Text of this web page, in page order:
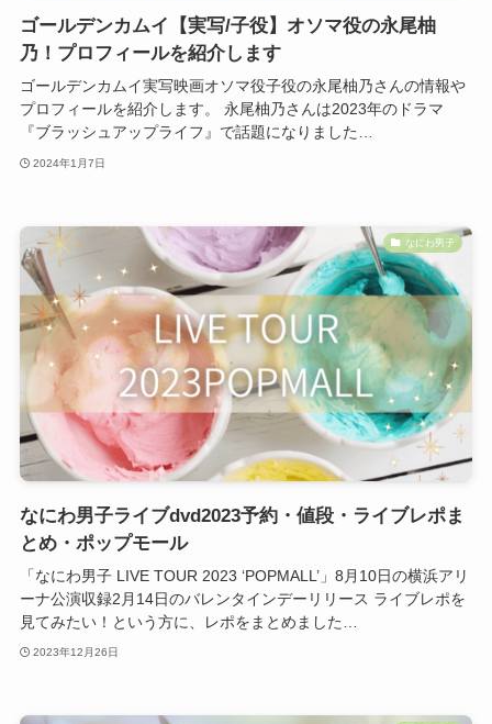
ゴールデンカムイ【実写/子役】オソマ役の永尾柚
乃！プロフィールを紹介します
ゴールデンカムイ実写映画オソマ役子役の永尾柚乃さんの情報や
プロフィールを紹介します。 永尾柚乃さんは2023年のドラマ
『ブラッシュアップライフ』で話題になりました…
2024年1月7日
なにわ男子
なにわ男子ライブdvd2023予約・値段・ライブレポま
とめ・ポップモール
「なにわ男子 LIVE TOUR 2023 ‘POPMALL’」8月10日の横浜アリ
ーナ公演収録2月14日のバレンタインデーリリース ライブレポを
見てみたい！という方に、レポをまとめました…
2023年12月26日